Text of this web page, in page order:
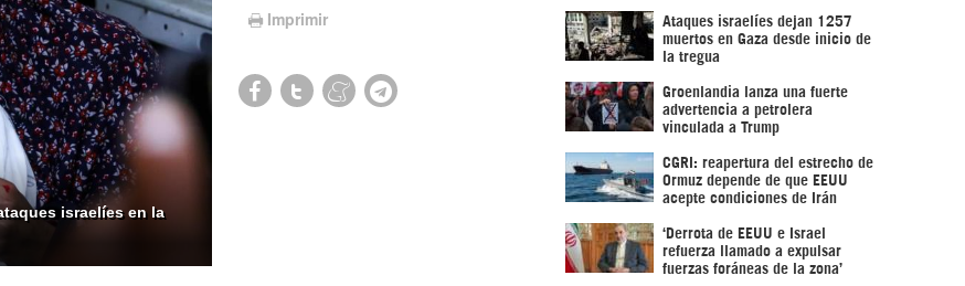
israelíes en la
Imprimir Ataques israelíes dejan 1257
muertos en Gaza desde inicio de
la tregua
Groenlandia lanza una fuerte
advertencia a petrolera
vinculada a Trump
CGRI: reapertura del estrecho de
Ormuz depende de que EEUU
acepte condiciones de Irán
‘Derrota de EEUU e Israel
refuerza llamado a expulsar
fuerzas foráneas de la zona’